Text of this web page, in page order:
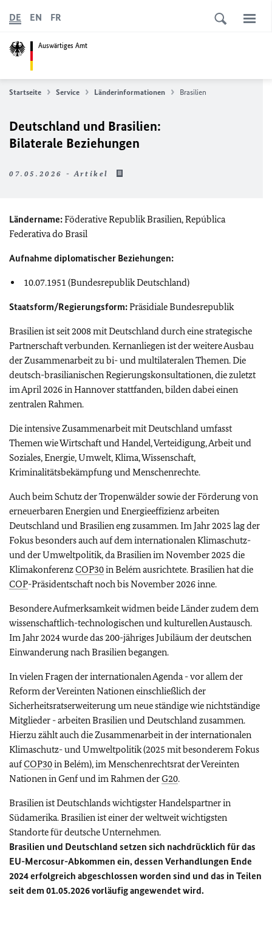
Auswärtiges Amt
DE EN FR
Startseite Service Länderinformationen Brasilien
Deutschland und Brasilien:
Bilaterale Beziehungen
07.05.2026 - Artikel
Ländername:Föderative Republik Brasilien,República
Federativa do Brasil
Aufnahme diplomatischer Beziehungen:
10.07.1951 (Bundesrepublik Deutschland)
Staatsform/Regierungsform:Präsidiale Bundesrepublik
Brasilien ist seit 2008 mit Deutschland durch eine strategische
Partnerschaft verbunden. Kernanliegen ist der weitere Ausbau
der Zusammenarbeit zu bi- und multilateralen Themen. Die
deutsch-brasilianischen Regierungskonsultationen, die zuletzt
im April 2026 in Hannover stattfanden, bilden dabei einen
zentralen Rahmen.
Die intensive Zusammenarbeit mit Deutschland umfasst
Themen wie Wirtschaft und Handel, Verteidigung, Arbeit und
Soziales, Energie, Umwelt, Klima, Wissenschaft,
Kriminalitätsbekämpfungund Menschenrechte.
Auch beim Schutz der Tropenwälder sowie der Förderung von
erneuerbaren Energien und Energieeffizienz arbeiten
Deutschland und Brasilien eng zusammen. Im Jahr 2025 lag der
Fokus besonders auch auf dem internationalen Klimaschutz-
und der Umweltpolitik, da Brasilien im November 2025 die
KlimakonferenzCOP30in Belém ausrichtete. Brasilien hat die
COP-Präsidentschaft noch bis November 2026 inne.
Besondere Aufmerksamkeit widmen beide Länder zudem dem
wissenschaftlich-technologischen und kulturellen Austausch.
Im Jahr 2024 wurde das 200-jähriges Jubiläum der deutschen
Einwanderung nach Brasilien begangen.
In vielen Fragen der internationalen Agenda - vor allem der
Reform der Vereinten Nationen einschließlich der
Sicherheitsratserweiterung um neue ständige wie nichtständige
Mitglieder - arbeiten Brasilien und Deutschland zusammen.
Hierzu zählt auch die Zusammenarbeit in der internationalen
Klimaschutz- und Umweltpolitik (2025 mit besonderem Fokus
aufCOP30in Belém), im Menschenrechtsrat der Vereinten
Nationen in Genf und im Rahmen derG20.
Brasilien ist Deutschlands wichtigster Handelspartner in
Südamerika. Brasilien ist einer der weltweit wichtigsten
Standorte für deutsche Unternehmen.
Brasilien und Deutschland setzen sich nachdrücklich für das
EU-Mercosur-Abkommen ein, dessen Verhandlungen Ende
2024 erfolgreich abgeschlossen worden sind und das in Teilen
seit dem 01.05.2026 vorläufig angewendet wird.